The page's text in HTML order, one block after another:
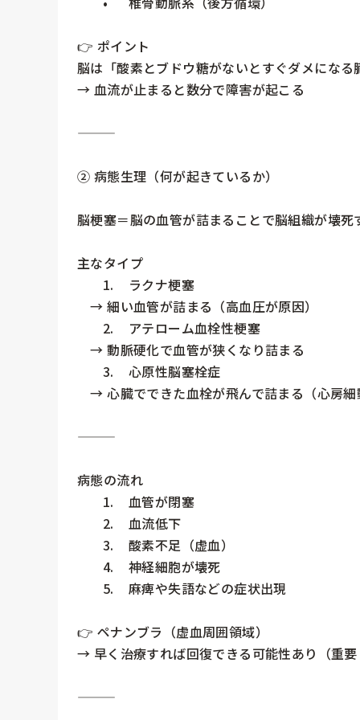
👉 ポイント
脳は「酸素とブドウ糖がないとすぐダメになる
→ 血流が止まると数分で障害が起こる
② 病態生理（何が起きているか）
脳梗塞＝脳の血管が詰まることで脳組織が壊死
主なタイプ
→ 細い血管が詰まる（高血圧が原因）
→ 動脈硬化で血管が狭くなり詰まる
→ 心臓でできた血栓が飛んで詰まる（心房細
病態の流れ
👉 ペナンブラ（虚血周囲領域）
→ 早く治療すれば回復できる可能性あり（重要